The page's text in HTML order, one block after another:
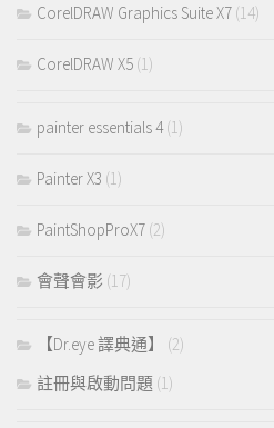
CorelDRAW Graphics Suite X7 (14)
CorelDRAW X5 (1)
painter essentials 4(1)
Painter X3 (1)
PaintShopProX7 (2)
會聲會影 (17)
【Dr.eye 譯典通】
(2)
註冊與啟動問題 (1)